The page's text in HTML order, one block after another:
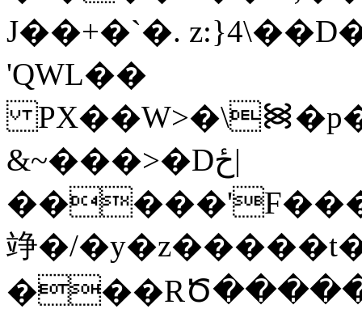
J��+�`�.
'QWL��
&~���>�Dځ|
竫�/�